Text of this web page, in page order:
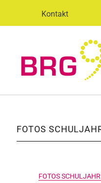
Kontakt
FOTOS
FOTOS